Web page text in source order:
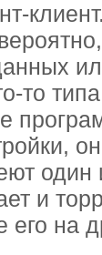
то
один
и
на